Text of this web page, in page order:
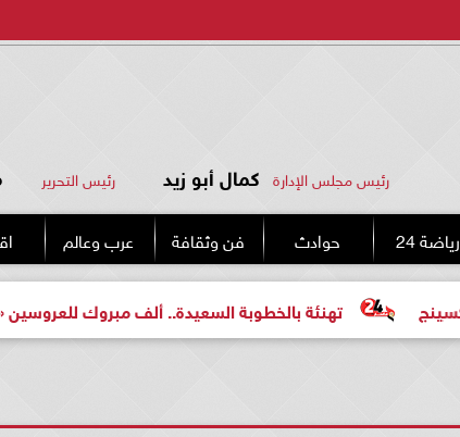
رئيس مجلس الإدارة كمال أبو زيد رئيس التحرير
رياضة 24 حوادث فن وثقافة عرب وعالم
تهنئة بالخطوبة السعيدة.. ألف مبروك للعروسين «محمد